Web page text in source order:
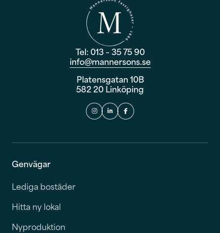
Tel: 013 – 35 75 90
info@mannersons.se
Platensgatan 10B
582 20 Linköping
Genvägar
Lediga bostäder
Hitta ny lokal
Nyproduktion